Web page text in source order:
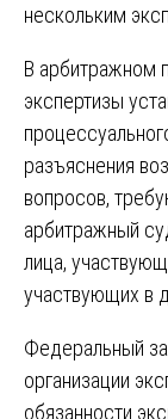
нескольким
В арбитражном
экспертизы
разъяснения
вопросов,
арбитражный
лица,
участвующих в
Федеральный
организации
обязанности